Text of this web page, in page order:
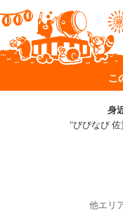
こ
身
"びびなび
他エリ